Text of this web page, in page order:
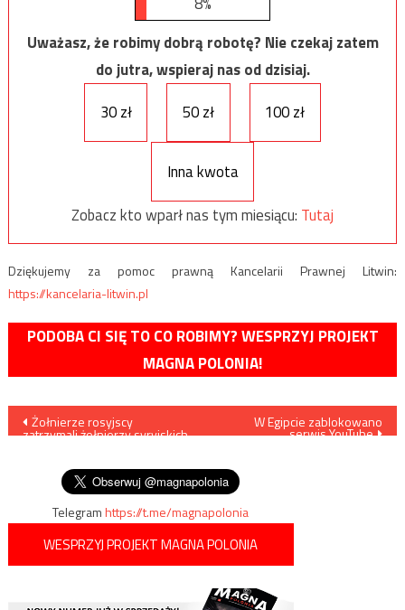
Uważasz, że robimy dobrą robotę? Nie czekaj zatem
do jutra, wspieraj nas od dzisiaj.
30 zł
50 zł 100 zł
Inna kwota
Zobacz kto wparł nas tym miesiącu: Tutaj
Dziękujemy za pomoc prawną Kancelarii Prawnej Litwin:
https://kancelaria-litwin.pl
PODOBA CI SIĘ TO CO ROBIMY? WESPRZYJ PROJEKT
MAGNA POLONIA!
Nawigacja
wpisu
Żołnierze rosyjscy
zatrzymali żołnierzy syryjskich
W Egipcie zablokowano
serwis YouTube
Telegramhttps://t.me/magnapolonia
WESPRZYJ PROJEKT MAGNA POLONIA